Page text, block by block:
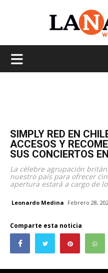
SIMPLY RED EN
ACCESOS Y
SUS CONCIERTOS
La célebre agrupación
nuestro país para ofrecer
apertura estará a cargo de
Leonardo Medina Febrero 28,
Comparte esta noticia